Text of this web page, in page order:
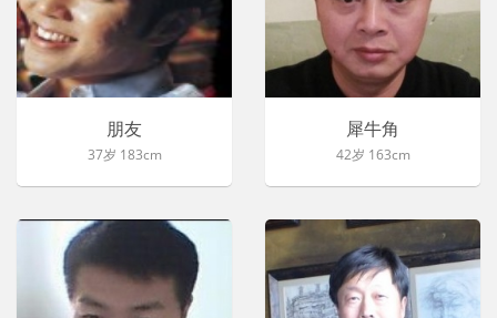
朋友
37岁 183cm
犀牛角
42岁 163cm